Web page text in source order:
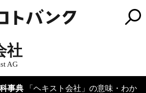
社
AG
事典 「ヘキスト会社」の意味・わか